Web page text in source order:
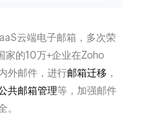
云端电子邮箱，多次荣
家的10万+企业在Zoho
外邮件，进行邮箱迁移 ，
共邮箱管理等，加强邮件
。